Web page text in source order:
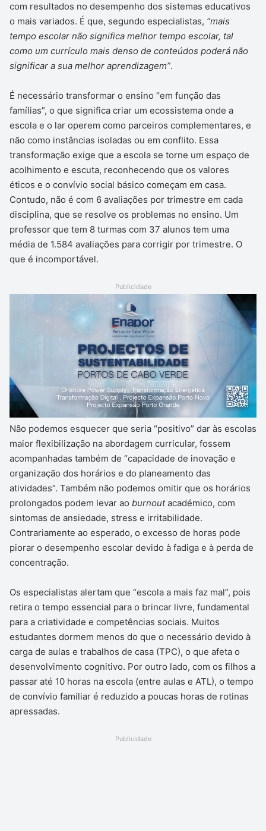
com resultados no desempenho dos sistemas educativos
o mais variados. É que, segundo especialistas, “mais
tempo escolar não significa melhor tempo escolar, tal
como um currículo mais denso de conteúdos poderá não
significar a sua melhor aprendizagem”.
É necessário transformar o ensino “em função das
famílias”, o que significa criar um ecossistema onde a
escola e o lar operem como parceiros complementares, e
não como instâncias isoladas ou em conflito. Essa
transformação exige que a escola se torne um espaço de
acolhimento e escuta, reconhecendo que os valores
éticos e o convívio social básico começam em casa.
Contudo, não é com 6 avaliações por trimestre em cada
disciplina, que se resolve os problemas no ensino. Um
professor que tem 8 turmas com 37 alunos tem uma
média de 1.584 avaliações para corrigir por trimestre. O
que é incomportável.
Publicidade
Não podemos esquecer que seria “positivo” dar às escolas
maior flexibilização na abordagem curricular, fossem
acompanhadas também de “capacidade de inovação e
organização dos horários e do planeamento das
atividades”. Também não podemos omitir que os horários
prolongados podem levar ao burnoutacadémico, com
sintomas de ansiedade, stress e irritabilidade.
Contrariamente ao esperado, o excesso de horas pode
piorar o desempenho escolar devido à fadiga e à perda de
concentração.
Os especialistas alertam que “escola a mais faz mal”, pois
retira o tempo essencial para o brincar livre, fundamental
para a criatividade e competências sociais. Muitos
estudantes dormem menos do que o necessário devido à
carga de aulas e trabalhos de casa (TPC), o que afeta o
desenvolvimento cognitivo. Por outro lado, com os filhos a
passar até 10 horas na escola (entre aulas e ATL), o tempo
de convívio familiar é reduzido a poucas horas de rotinas
apressadas.
Publicidade